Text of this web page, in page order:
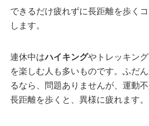
できるだけ疲れずに長距離を歩く
します。
連休中はハイキングやトレッキン
を楽しむ人も多いものです。ふだ
るなら、問題ありませんが、運動
長距離を歩くと、異様に疲れます。